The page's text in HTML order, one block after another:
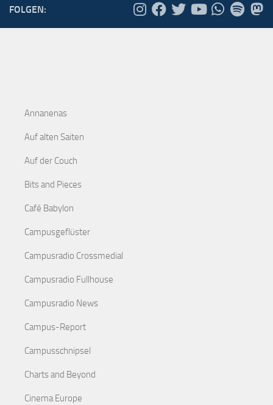
FOLGEN:
Annanenas
Auf alten Saiten
Auf der Couch
Bits and Pieces
Café Babylon
Campusgeflüster
Campusradio Crossmedial
Campusradio Fullhouse
Campusradio News
Campus-Report
Campusschnipsel
Charts and Beyond
Cinema Europe